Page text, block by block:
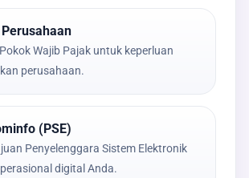
Perusahaan
Wajib Pajak untuk keperluan
perusahaan.
(PSE)
Penyelenggara Sistem Elektronik
digital Anda.